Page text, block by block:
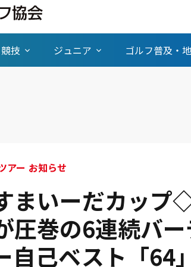
競技 ジュニア ゴルフ普及・
シニアツアー お知らせ
まいーだカップ
圧巻の6連続バ
自己ベスト「64